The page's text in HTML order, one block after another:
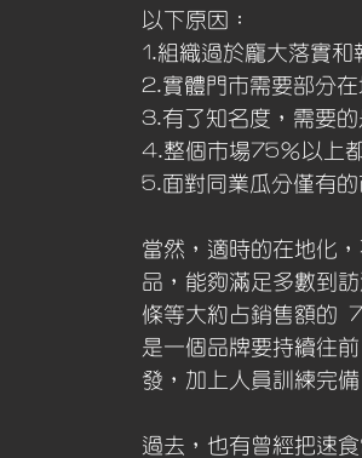
以下原因：
1.組織過於龐大落實和
2.實體門市需要部分在
3.有了知名度，需要的
4.整個市場75％以上
5.面對同業瓜分僅有
當然，適時的在地化
品，能夠滿足多數到
條等大約占銷售額的
是一個品牌要持續往
發，加上人員訓練完
過去，也有曾經把速